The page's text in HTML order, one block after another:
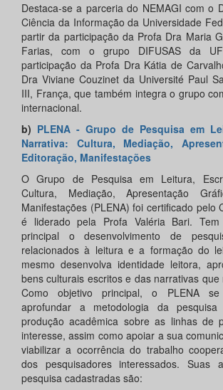
Destaca-se a parceria do NEMAGI com o
Ciência da Informação da Universidade
partir da participação da Profa Dra Maria
Farias, com o grupo DIFUSAS da
participação da Profa Dra Kátia de
Dra Viviane Couzinet da Université Paul
III, França, que também integra o grupo
internacional.
b) PLENA - Grupo de Pesquisa em
Narrativa: Cultura, Mediação,
Editoração, Manifestações
O Grupo de Pesquisa em Leitura,
Cultura, Mediação, Apresentação
Manifestações (PLENA) foi certificado pelo
é liderado pela Profa Valéria Bari. Tem
principal o desenvolvimento de
relacionados à leitura e a formação do
mesmo desenvolva identidade leitora,
bens culturais escritos e das narrativas que
Como objetivo principal, o PLENA
aprofundar a metodologia da
produção acadêmica sobre as linhas de
interesse, assim como apoiar a sua
viabilizar a ocorrência do trabalho
dos pesquisadores interessados. Suas
pesquisa cadastradas são: